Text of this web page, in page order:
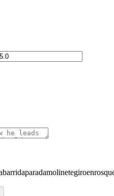
barridaparadamolinetegiro